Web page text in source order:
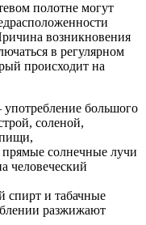
полотне могут
возникновения
в регулярном
происходит на
большого
соленой,
солнечные лучи
человеческий
спирт и табачные
разжижают